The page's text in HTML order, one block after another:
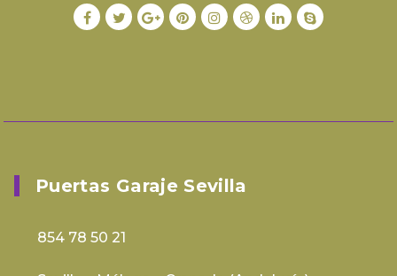
Puertas Garaje Sevilla
854 78 50 21